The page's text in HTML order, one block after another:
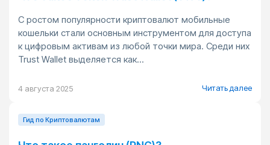
С ростом популярности криптовалют мобильные
кошельки стали основным инструментом для доступа
к цифровым активам из любой точки мира. Среди них
Trust Wallet выделяется как...
4 августа 2025 Читать далее
Гид по Криптовалютам